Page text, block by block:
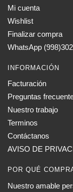
Mi cuenta
Wishlist
Finalizar compra
WhatsApp
INFORMACIÓN
Facturación
Preguntas
Nuestro trabajo
Terminos
Contáctanos
AVISO DE
POR QUÉ
Nuestro amable